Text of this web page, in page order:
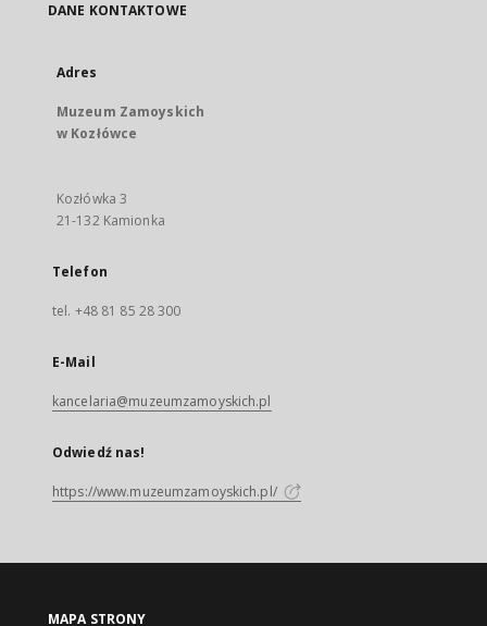
DANE KONTAKTOWE
Adres
Muzeum Zamoyskich
w Kozłówce
Kozłówka 3
21-132 Kamionka
Telefon
tel. +48 81 85 28 300
E-Mail
kancelaria@muzeumzamoyskich.pl
Odwiedź nas!
https://www.muzeumzamoyskich.pl/
MAPA STRONY